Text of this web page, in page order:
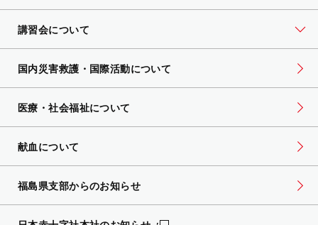
講習会について
国内災害救護・国際活動について
医療・社会福祉について
献血について
福島県支部からのお知らせ